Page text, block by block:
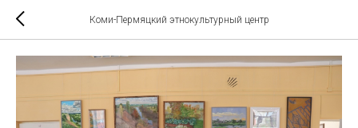
Коми-Пермяцкий этнокультурный центр